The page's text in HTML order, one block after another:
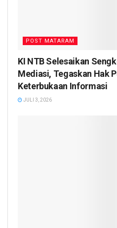
POST MATARAM
KI NTB Selesaikan
Mediasi, Tegaskan Hak
Keterbukaan Informasi
JULI 3, 2026